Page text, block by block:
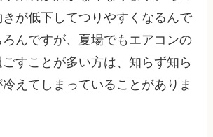
が低下してつりやすくなるんで
んですが、夏場でもエアコンの
すことが多い方は、知らず知ら
えてしまっていることがありま